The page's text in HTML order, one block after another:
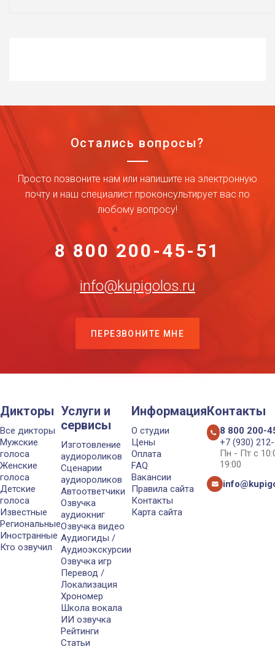
Остались вопросы?
Просто позвоните нам или напишите на электронную
почту и наш специалист проконсультирует вас по
любому вопросу!
8 800 200-45-51
info@kupigolos.ru
ПЕРЕЗВОНИТЕ МНЕ
Дикторы
Все дикторы
Мужские
голоса
Женские
голоса
Детские
голоса
Известные
Региональные
Иностранные
Кто озвучил
Услуги и
сервисы
Изготовление
аудиороликов
Сценарии
аудиороликов
Автоответчики
Озвучка
аудиокниг
Озвучка видео
Аудиогиды /
Аудиоэкскурсии
Озвучка игр
Перевод /
Локализация
Хрономер
Школа вокала
ИИ озвучка
Рейтинги
Статьи
Информация
О студии
Цены
Оплата
FAQ
Вакансии
Правила сайта
Контакты
Карта сайта
Контакты
8 800 200-
+7 (930)
Пн - Пт с
19:00